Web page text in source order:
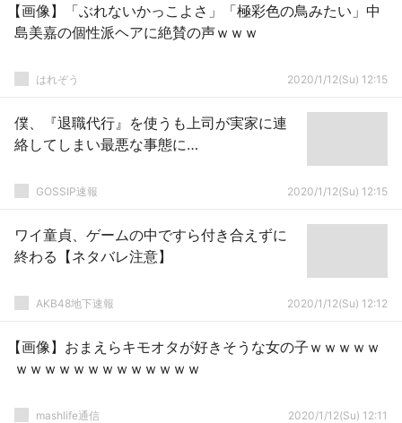
【画像】「ぶれないかっこよさ」「極彩色の鳥みたい」中
島美嘉の個性派ヘアに絶賛の声ｗｗｗ
はれぞう 2020/1/12(Su) 12:15
僕、『退職代行』を使うも上司が実家に連
絡してしまい最悪な事態に…
GOSSIP速報 2020/1/12(Su) 12:15
ワイ童貞、ゲームの中ですら付き合えずに
終わる【ネタバレ注意】
AKB48地下速報 2020/1/12(Su) 12:12
【画像】おまえらキモオタが好きそうな女の子ｗｗｗｗｗ
ｗｗｗｗｗｗｗｗｗｗｗｗｗ
mashlife通信 2020/1/12(Su) 12:11